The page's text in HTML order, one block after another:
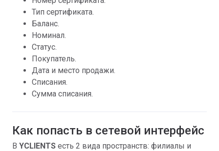
Тип сертификата.
Баланс.
Номинал.
Статус.
Покупатель.
Дата и место продажи.
Списания.
Сумма списания.
Как попасть в сетевой интерфейс
В YCLIENTS есть 2 вида пространств: филиалы и